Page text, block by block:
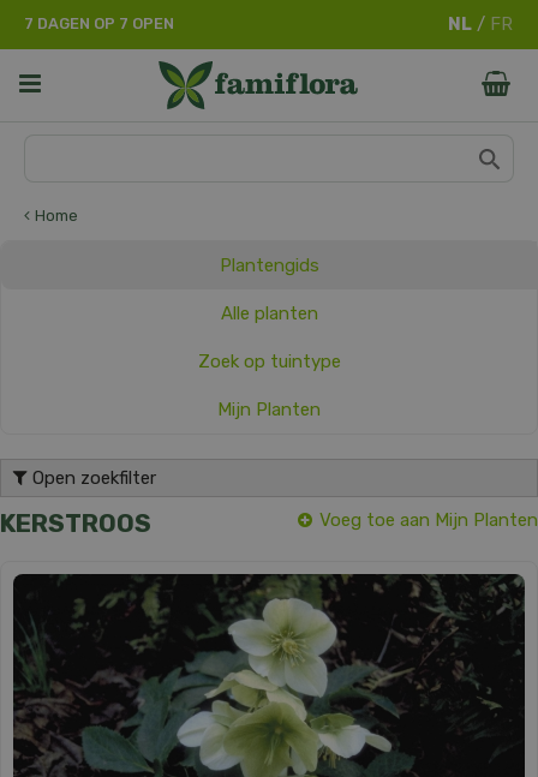
Home
7 DAGEN OP 7 OPEN
Plantengids
Alle planten
Zoek op tuintype
Mijn Planten
Open zoekfilter
KERSTROOS Voeg toe aan Mijn Planten